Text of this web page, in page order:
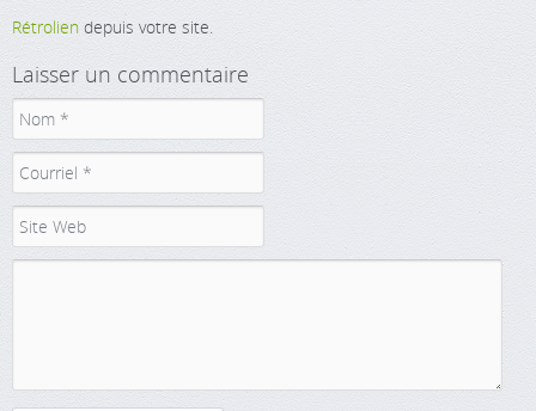
Rétrolien depuis votre site.
Laisser un commentaire